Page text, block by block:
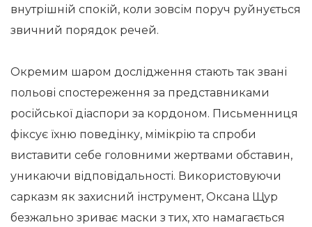
внутрішній спокій, коли зовсім поруч руйнується
звичний порядок речей.
Окремим шаром дослідження стають так звані
польові спостереження за представниками
російської діаспори за кордоном. Письменниця
фіксує їхню поведінку, мімікрію та спроби
виставити себе головними жертвами обставин,
уникаючи відповідальності. Використовуючи
сарказм як захисний інструмент, Оксана Щур
безжально зриває маски з тих, хто намагається